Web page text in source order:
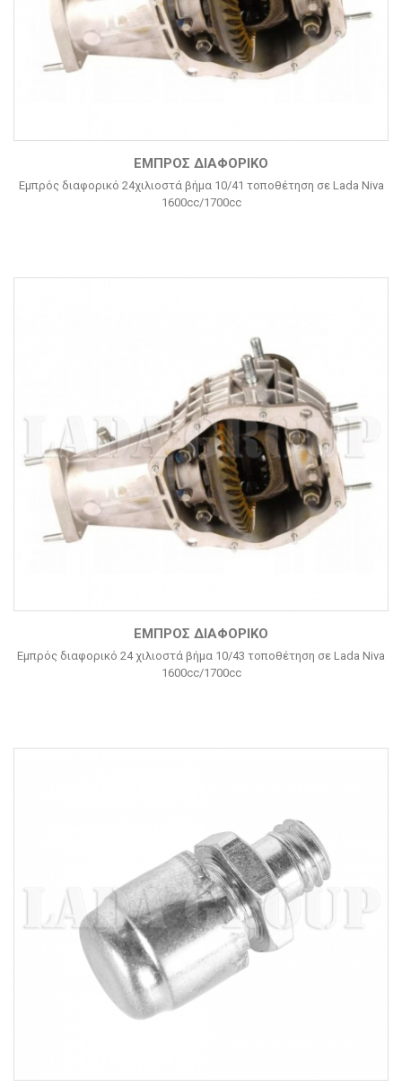
ΕΜΠΡΌΣ ΔΙΑΦΟΡΙΚΌ
Εμπρός διαφορικό 24χιλιοστά βήμα 10/41 τοποθέτηση σε Lada Niva
1600cc/1700cc
ΕΜΠΡΌΣ ΔΙΑΦΟΡΙΚΌ
Εμπρός διαφορικό 24 χιλιοστά βήμα 10/43 τοποθέτηση σε Lada Niva
1600cc/1700cc